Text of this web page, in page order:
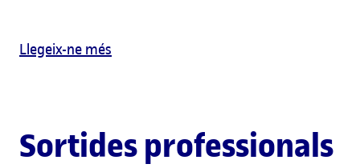
Llegeix-ne més
Sortides professionals